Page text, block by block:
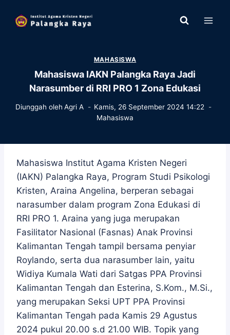
MAHASISWA
Mahasiswa IAKN Palangka Raya Jadi
Narasumber di RRI PRO 1 Zona Edukasi
Diunggah oleh Agri A
Kamis, 26 September 2024 14:22
Mahasiswa
Mahasiswa Institut Agama Kristen Negeri
(IAKN) Palangka Raya, Program Studi Psikologi
Kristen, Araina Angelina, berperan sebagai
narasumber dalam program Zona Edukasi di
RRI PRO 1. Araina yang juga merupakan
Fasilitator Nasional (Fasnas) Anak Provinsi
Kalimantan Tengah tampil bersama penyiar
Roylando, serta dua narasumber lain, yaitu
Widiya Kumala Wati dari Satgas PPA Provinsi
Kalimantan Tengah dan Esterina, S.Kom., M.Si.,
yang merupakan Seksi UPT PPA Provinsi
Kalimantan Tengah pada Kamis 29 Agustus
2024 pukul 20.00 s.d 21.00 WIB. Topik yang